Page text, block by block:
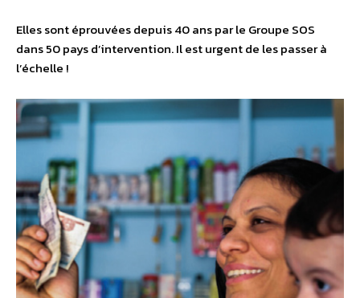
Elles sont éprouvées depuis 40 ans par le Groupe SOS
dans 50 pays d’intervention. Il est urgent de les passer à
l’échelle !